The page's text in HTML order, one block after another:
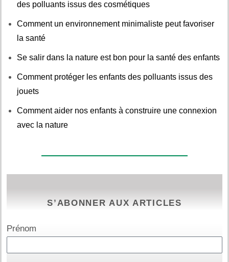
des polluants issus des cosmétiques
Comment un environnement minimaliste peut favoriser
la santé
Se salir dans la nature est bon pour la santé des enfants
Comment protéger les enfants des polluants issus des
jouets
Comment aider nos enfants à construire une connexion
avec la nature
S’ABONNER AUX ARTICLES
Prénom